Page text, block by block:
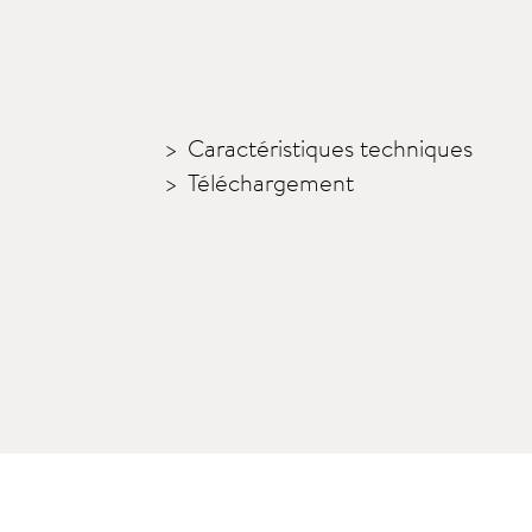
Caractéristiques techniques
Téléchargement